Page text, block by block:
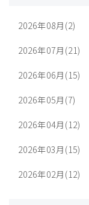
2026年08月(2)
2026年07月(21)
2026年06月(15)
2026年05月(7)
2026年04月(12)
2026年03月(15)
2026年02月(12)